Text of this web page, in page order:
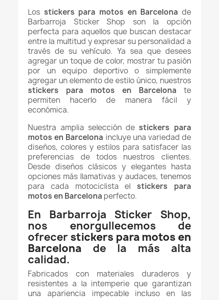
Los stickers para motos en Barcelona de
Barbarroja Sticker Shop son la opción
perfecta para aquellos que buscan destacar
entre la multitud y expresar su personalidad a
través de su vehículo. Ya sea que desees
agregar un toque de color, mostrar tu pasión
por un equipo deportivo o simplemente
agregar un elemento de estilo único, nuestros
stickers para motos en Barcelona te
permiten hacerlo de manera fácil y
económica.
Nuestra amplia selección destickers para
motos en Barcelona incluye una variedad de
diseños, colores y estilos para satisfacer las
preferencias de todos nuestros clientes.
Desde diseños clásicos y elegantes hasta
opciones más llamativas y audaces, tenemos
para cada motociclista el stickers para
motos en Barcelona perfecto.
En Barbarroja Sticker Shop,
nos enorgullecemos de
ofrecer stickers para motos en
Barcelona de la más alta
calidad.
Fabricados con materiales duraderos y
resistentes a la intemperie que garantizan
una apariencia impecable incluso en las